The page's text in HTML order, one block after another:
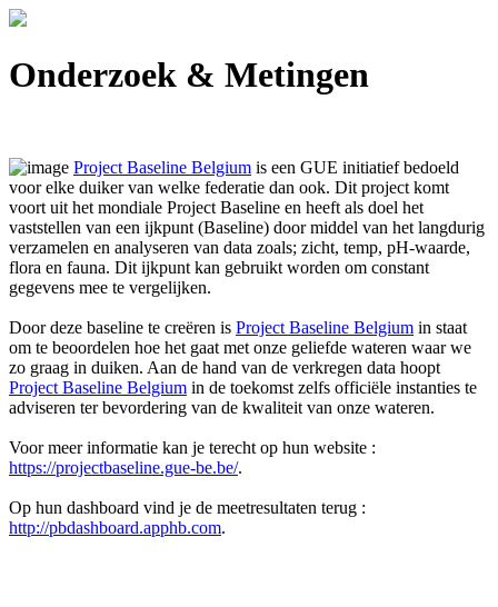
Onderzoek & Metingen
Project Baseline Belgium is een GUE initiatief bedoeld
voor elke duiker van welke federatie dan ook. Dit project komt
voort uit het mondiale Project Baseline en heeft als doel het
vaststellen van een ijkpunt (Baseline) door middel van het langdurig
verzamelen en analyseren van data zoals; zicht, temp, pH-waarde,
flora en fauna. Dit ijkpunt kan gebruikt worden om constant
gegevens mee te vergelijken.
Door deze baseline te creëren is Project Baseline Belgium in staat
om te beoordelen hoe het gaat met onze geliefde wateren waar we
zo graag in duiken. Aan de hand van de verkregen data hoopt
Project Baseline Belgium in de toekomst zelfs officiële instanties te
adviseren ter bevordering van de kwaliteit van onze wateren.
Voor meer informatie kan je terecht op hun website :
https://projectbaseline.gue-be.be/.
Op hun dashboard vind je de meetresultaten terug :
http://pbdashboard.apphb.com.